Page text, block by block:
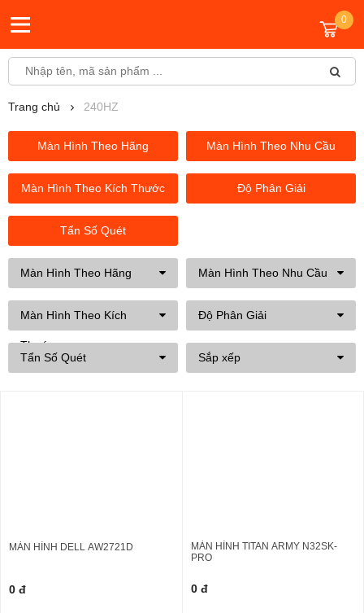
0
Trang chủ 240HZ
Màn Hình Theo Hãng Màn Hình Theo Nhu Cầu
Màn Hình Theo Kích Thước Độ Phân Giải
Tẩn Số Quét
Màn Hình Theo Hãng Màn Hình Theo Nhu Cầu
Màn Hình Theo Kích
Thước
Độ Phân Giải
Tẩn Số Quét Sắp xếp
MÀN HÌNH DELL AW2721D
0 đ
MÀN HÌNH TITAN ARMY N32SK-
PRO
0 đ